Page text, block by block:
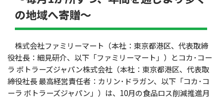
の地域へ寄贈～
株式会社ファミリーマート（本社：東京都港区、代表取締
役社長：細見研介、以下「ファミリーマート」）とコカ･コー
ラ ボトラーズジャパン株式会社（本社：東京都港区、代表取
締役社長 最高経営責任者：カリン･ドラガン、以下「コカ･コ
ーラ ボトラーズジャパン」）は、10月の食品ロス削減推進月